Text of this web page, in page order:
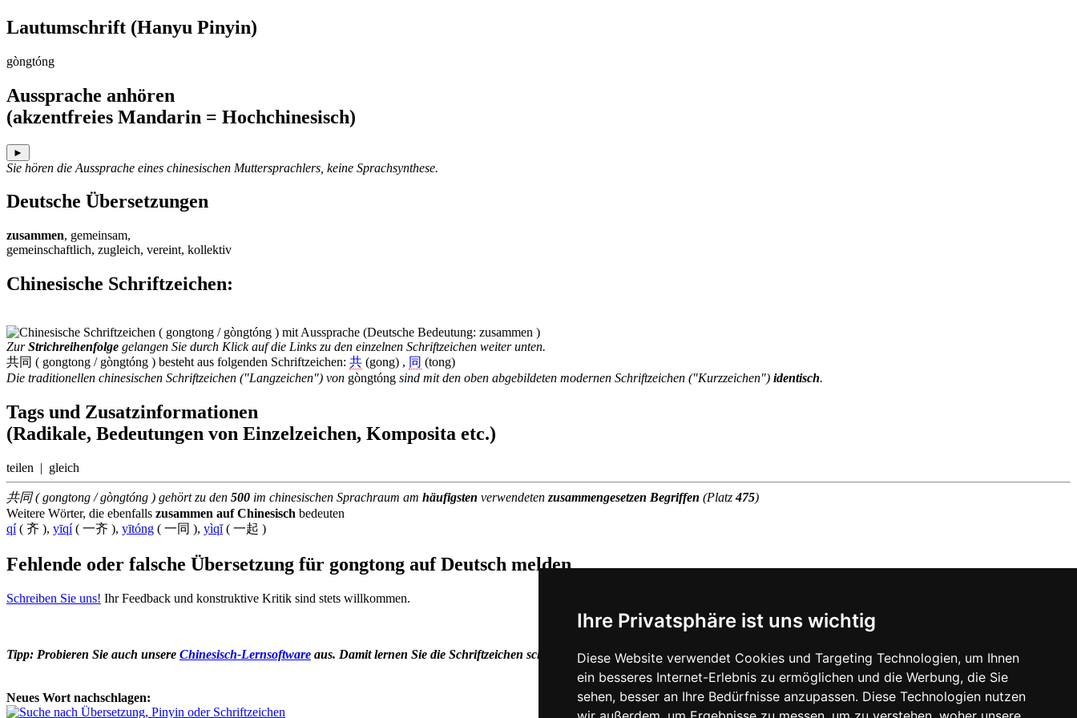
Ihre Privatsphäre ist uns wichtig
Diese Website verwendet Cookies und Targeting Technologien, um Ihnen
ein besseres Internet-Erlebnis zu ermöglichen und die Werbung, die Sie
sehen, besser an Ihre Bedürfnisse anzupassen. Diese Technologien nutzen
Lautumschrift (Hanyu Pinyin)
gòngtóng
Aussprache anhören
(akzentfreies Mandarin = Hochchinesisch)
►
Sie hören die Aussprache eines chinesischen Muttersprachlers, keine Sprachsynthese.
Deutsche Übersetzungen
zusammen, gemeinsam,
gemeinschaftlich, zugleich, vereint, kollektiv
Chinesische Schriftzeichen:
ZurStrichreihenfolge gelangen Sie durch Klick auf die Links zu den einzelnen Schriftzeichen weiter unten.
共同 ( gongtong / gòngtóng ) besteht aus folgenden Schriftzeichen: 共 (gong) , 同 (tong)
Die traditionellen chinesischen Schriftzeichen ("Langzeichen") von gòngtóng sind mit den oben abgebildeten modernen Schriftzeichen ("Kurzzeichen") identisch.
Tags und Zusatzinformationen
(Radikale, Bedeutungen von Einzelzeichen, Komposita etc.)
teilen | gleich
共同 ( gongtong / gòngtóng ) gehört zu den 500 im chinesischen Sprachraum am häufigsten verwendeten zusammengesetzen Begriffen (Platz475)
Weitere Wörter, die ebenfalls zusammen auf Chinesisch bedeuten
qí( 齐 ), yīqí( 一齐 ), yītóng ( 一同 ), yìqĭ( 一起 )
Fehlende oder falsche Übersetzung für gongtong auf Deutsch melden
Schreiben Sie uns! Ihr Feedback und konstruktive Kritik sind stets willkommen.
Tipp: Probieren Sie auch unsere Chinesisch-Lernsoftware aus. Damit lernen Sie die Schriftzeichen schneller und gründlicher als jemals zuvor.
Neues Wort nachschlagen: